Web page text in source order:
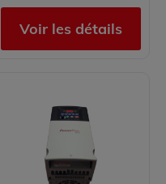
Voir les détails